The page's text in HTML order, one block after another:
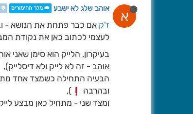
א אוהב שלג לא ישבע 👑 מלך ההימורים ❄️
ז'ק אם כבר פתחת את הנושא -
לעצמי לכתוב כאן את נקודת
בעיקרון, הלייק הוא סימן שאני
אוהב - זה לא לייק ולא דיסלייק),
הבעיה התחילה כשמצד אחד
ובהרבה
),
ומצד שני - מתחיל כאן מבצע